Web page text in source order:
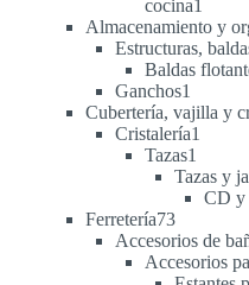
cocina1
Almacenamiento y
Estructuras,
Baldas
Ganchos1
Cubertería, vajilla y
Cristalería1
Tazas1
Tazas y
CD y
Ferretería7373
productos
Accesorios de
Accesorios